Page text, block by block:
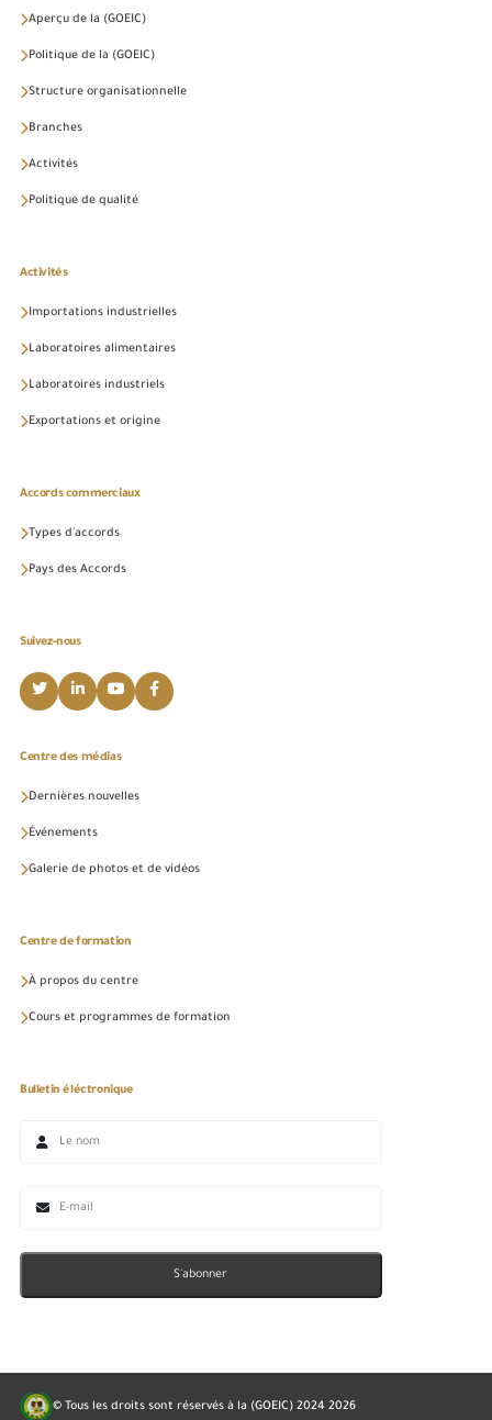
Aperçu de la (GOEIC)
Politique de la (GOEIC)
Structure organisationnelle
Branches
Activités
Politique de qualité
Activités
Importations industrielles
Laboratoires alimentaires
Laboratoires industriels
Exportations et origine
Accords commerciaux
Types d'accords
Pays des Accords
Suivez-nous
Centre des médias
Dernières nouvelles
Événements
Galerie de photos et de vidéos
Centre de formation
À propos du centre
Cours et programmes de formation
Bulletin éléctronique
S'abonner
© Tous les droits sont réservés à la (GOEIC) 2024 2026